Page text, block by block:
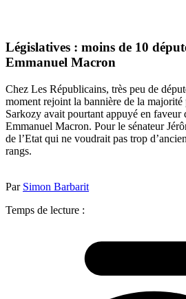
Législatives : moins de 10
Emmanuel Macron
Chez Les Républicains, très peu de
moment rejoint la bannière de la
Sarkozy avait pourtant appuyé en faveur
Emmanuel Macron. Pour le sénateur
de l’Etat qui ne voudrait pas trop
rangs.
Par Simon Barbarit
Temps de lecture :